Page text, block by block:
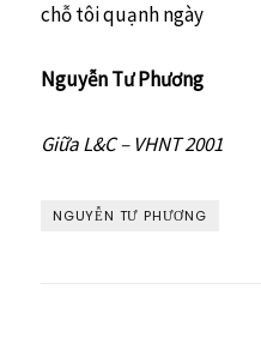
chỗ tôi quạnh ngày
Nguyễn Tư Phương
Giữa L&C – VHNT 2001
NGUYỄN TƯ PHƯƠNG